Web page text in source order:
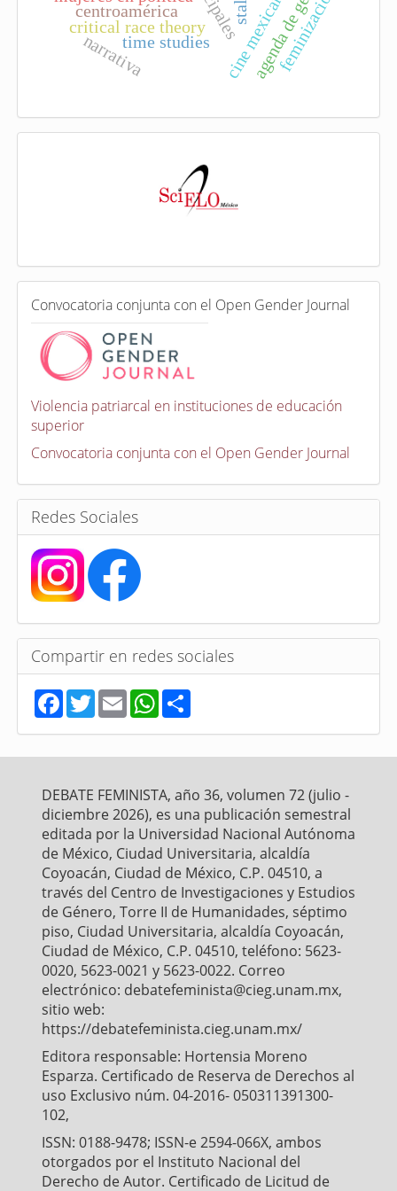
cine mexicanofeminización
critical race theory
time studies
centroamérica
narrativa
a
e
n
C
o
o
a
t
o
r
a
s
Convocatoria conjunta con el Open Gender Journal
Violencia patriarcal en instituciones de educación
superior
Convocatoria conjunta con el Open Gender Journal
Redes Sociales
Compartir en redes sociales
F
a
c
e
b
k
T
w
t
t
E
m
a
i
l
W
h
a
t
s
p
S
h
r
e
DEBATE FEMINISTA, año 36, volumen 72 (julio -
diciembre 2026), es una publicación semestral
editada por la Universidad Nacional Autónoma
de México, Ciudad Universitaria, alcaldía
Coyoacán, Ciudad de México, C.P. 04510, a
través del Centro de Investigaciones y Estudios
de Género, Torre II de Humanidades, séptimo
piso, Ciudad Universitaria, alcaldía Coyoacán,
Ciudad de México, C.P. 04510, teléfono: 5623-
0020, 5623-0021 y 5623-0022. Correo
electrónico: debatefeminista@cieg.unam.mx,
sitio web:
https://debatefeminista.cieg.unam.mx/
Editora responsable: Hortensia Moreno
Esparza. Certificado de Reserva de Derechos al
uso Exclusivo núm. 04-2016- 050311391300-
102,
ISSN: 0188-9478; ISSN-e 2594-066X, ambos
otorgados por el Instituto Nacional del
Derecho de Autor. Certificado de Licitud de